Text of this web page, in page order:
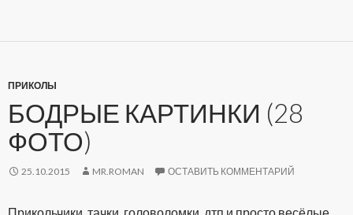
ПРИКОЛЫ
БОДРЫЕ КАРТИНКИ (28
ФОТО)
25.10.2015 MR.ROMAN ОСТАВИТЬ КОММЕНТАРИЙ
Прикольчики, тачки, головоломки, дтп и просто весёлые